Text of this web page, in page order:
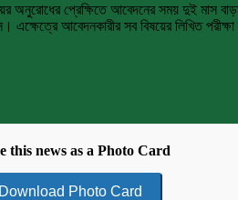
অনুরোধের প্রেক্ষিতে আবেদনের সময় দুই মাস
এক্ষেত্রে আবেদনকারীর সব বিষয়ের লিখিত
this news as a Photo Card
Download Photo Card